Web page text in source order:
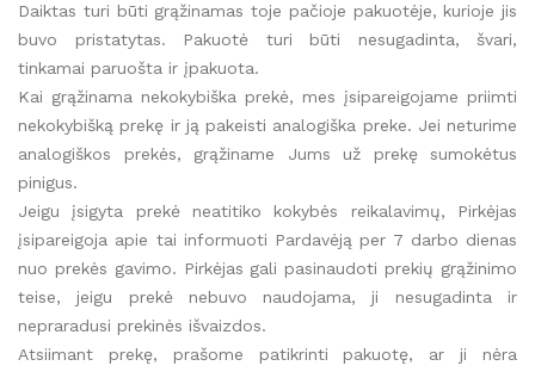
Daiktas turi būti grąžinamas toje pačioje pakuotėje, kurioje jis
buvo pristatytas. Pakuotė turi būti nesugadinta, švari,
tinkamai paruošta ir įpakuota.
Kai grąžinama nekokybiška prekė, mes įsipareigojame priimti
nekokybišką prekę ir ją pakeisti analogiška preke. Jei neturime
analogiškos prekės, grąžiname Jums už prekę sumokėtus
pinigus.
Jeigu įsigyta prekė neatitiko kokybės reikalavimų, Pirkėjas
įsipareigoja apie tai informuoti Pardavėją per 7 darbo dienas
nuo prekės gavimo. Pirkėjas gali pasinaudoti prekių grąžinimo
teise, jeigu prekė nebuvo naudojama, ji nesugadinta ir
nepraradusi prekinės išvaizdos.
Atsiimant prekę, prašome patikrinti pakuotę, ar ji nėra